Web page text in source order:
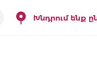
Խնդրում ենք